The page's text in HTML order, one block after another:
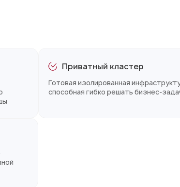
Приватный кластер
Готовая изолированная
способная гибко решать бизнес-